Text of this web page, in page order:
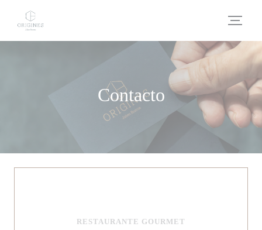
Contacto
RESTAURANTE GOURMET